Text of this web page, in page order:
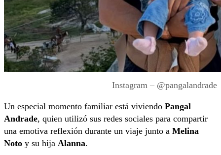
Instagram – @pangalandrade
Un especial momento familiar está viviendo Pangal
Andrade, quien utilizó sus redes sociales para compartir
una emotiva reflexión durante un viaje junto a Melina
Noto y su hija Alanna.